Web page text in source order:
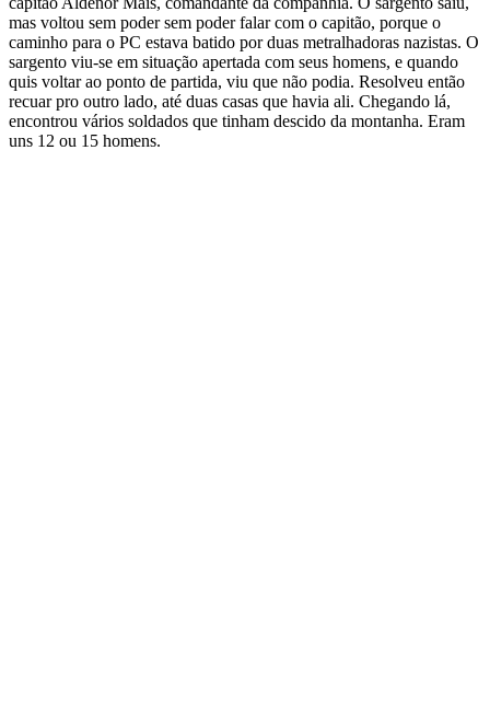
mas voltou sem poder sem poder falar com o capitão, porque o
caminho para o PC estava batido por duas metralhadoras nazistas. O
sargento viu-se em situação apertada com seus homens, e quando
quis voltar ao ponto de partida, viu que não podia. Resolveu então
recuar pro outro lado, até duas casas que havia ali. Chegando lá,
encontrou vários soldados que tinham descido da montanha. Eram
uns 12 ou 15 homens.